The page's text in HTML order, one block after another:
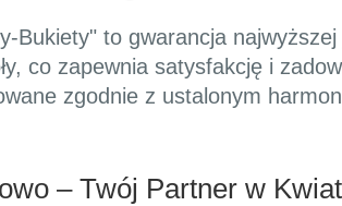
Bukiety" to gwarancja
co zapewnia satysfakcję i
zgodnie z ustalonym
– Twój Partner w